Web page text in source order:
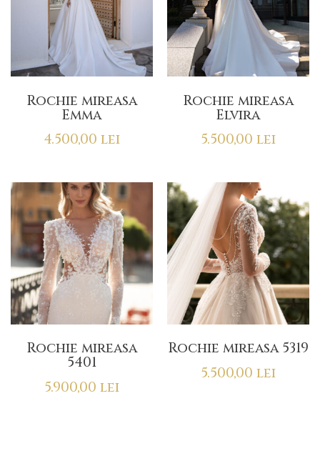
Rochie mireasa
Emma
4.500,00 lei
Rochie mireasa
Elvira
5.500,00 lei
Rochie mireasa
5401
5.900,00 lei
Rochie mireasa 5319
5.500,00 lei